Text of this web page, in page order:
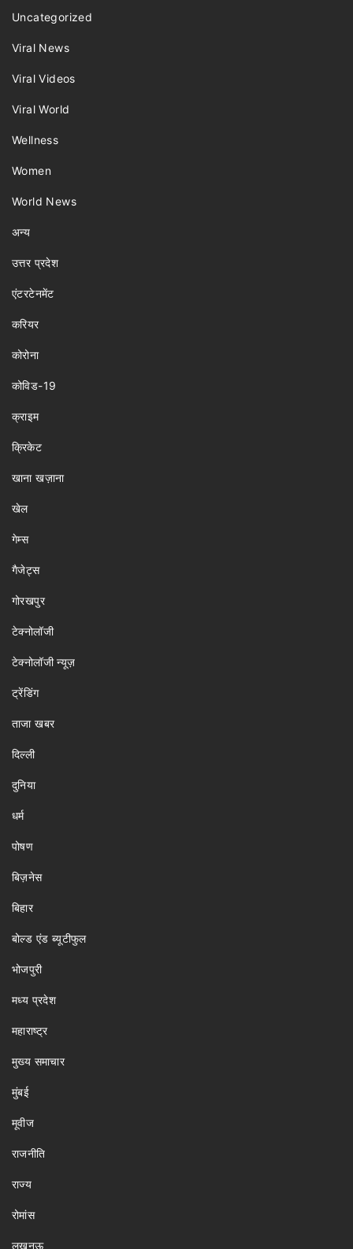
Uncategorized
Viral News
Viral Videos
Viral World
Wellness
Women
World News
अन्य
उत्तर प्रदेश
एंटरटेनमेंट
करियर
कोरोना
कोविड-19
क्राइम
क्रिकेट
खाना खज़ाना
खेल
गेम्स
गैजेट्स
गोरखपुर
टेक्नोलॉजी
टेक्नोलॉजी न्यूज़
ट्रेंडिंग
ताजा खबर
दिल्ली
दुनिया
धर्म
पोषण
बिज़नेस
बिहार
बोल्ड एंड ब्यूटीफुल
भोजपुरी
मध्य प्रदेश
महाराष्ट्र
मुख्य समाचार
मुंबई
मूवीज
राजनीति
राज्य
रोमांस
लखनऊ